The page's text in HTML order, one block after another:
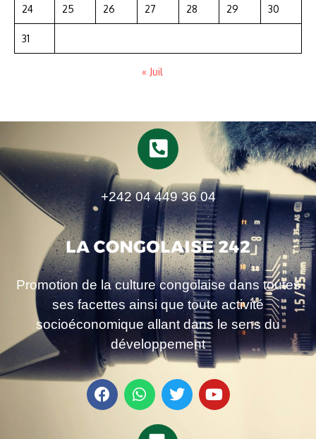
24 25 26 27 28 29 30
31
« Juil
+242 04 449 36 04
Promotion de la culture congolaise dans toutes
ses facettes ainsi que toute activité
socioéconomique allant dans le sens du
développement